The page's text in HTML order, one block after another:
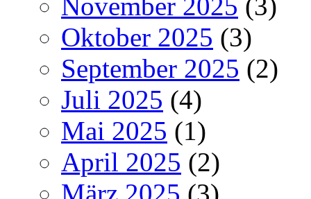
Oktober 2025 (3)
September 2025 (2)
Juli 2025 (4)
Mai 2025 (1)
April 2025 (2)